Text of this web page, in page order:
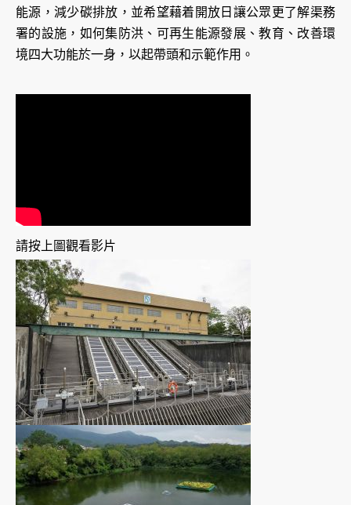
能源，減少碳排放，並希望藉着開放日讓公眾更了解渠務
署的設施，如何集防洪、可再生能源發展、教育、改善環
境四大功能於一身，以起帶頭和示範作用。
請按上圖觀看影片